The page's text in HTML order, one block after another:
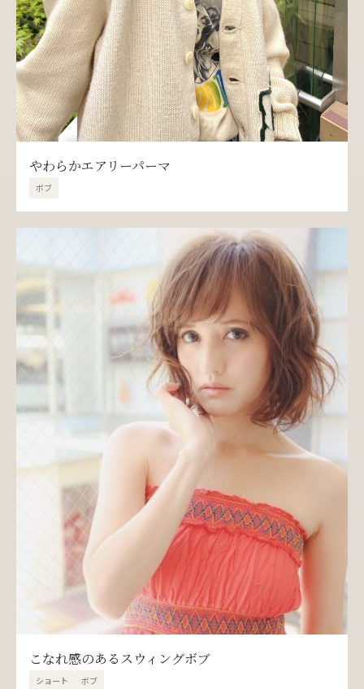
やわらかエアリーパーマ
ボブ
こなれ感のあるスウィングボブ
ショート ボブ